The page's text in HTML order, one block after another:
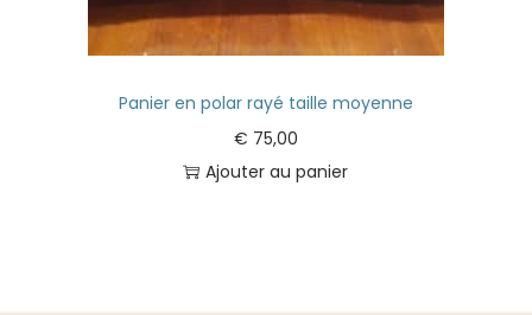
Panier en polar rayé taille moyenne
€ 75,00
Ajouter au panier